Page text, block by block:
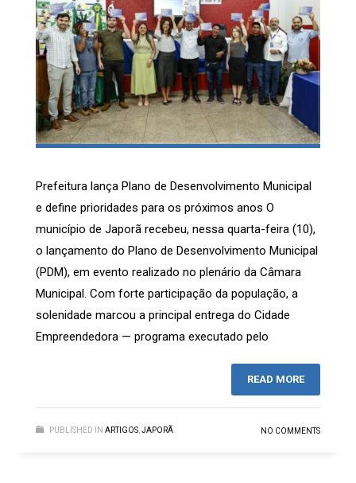
Prefeitura lança Plano de Desenvolvimento Municipal
e define prioridades para os próximos anos O
município de Japorã recebeu, nessa quarta-feira (10),
o lançamento do Plano de Desenvolvimento Municipal
(PDM), em evento realizado no plenário da Câmara
Municipal. Com forte participação da população, a
solenidade marcou a principal entrega do Cidade
Empreendedora — programa executado pelo
READ MORE
PUBLISHED IN ARTIGOS JAPORÃ NO COMMENTS